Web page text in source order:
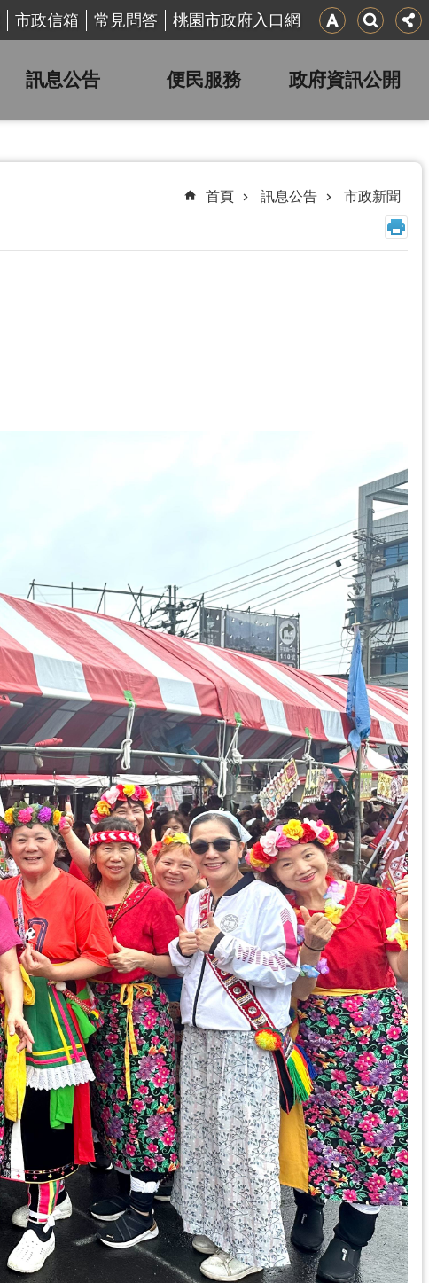
市政信箱 常見問答 桃園市政府入口網
訊息公告 便民服務 政府資訊公開
首頁 訊息公告 市政新聞